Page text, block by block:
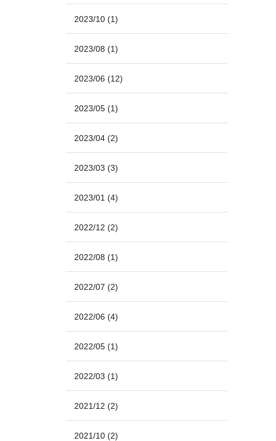
2023/10 (1)
2023/08 (1)
2023/06 (12)
2023/05 (1)
2023/04 (2)
2023/03 (3)
2023/01 (4)
2022/12 (2)
2022/08 (1)
2022/07 (2)
2022/06 (4)
2022/05 (1)
2022/03 (1)
2021/12 (2)
2021/10 (2)